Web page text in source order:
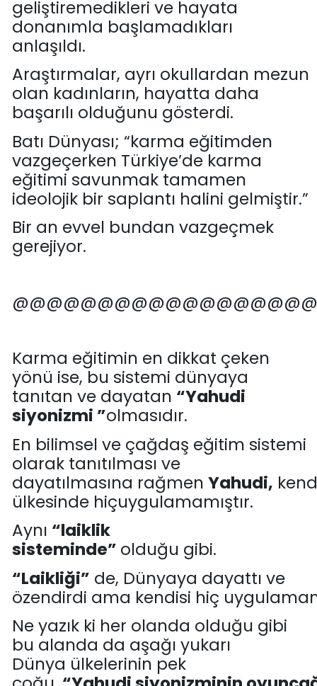
geliştiremedikleri ve hayata
donanımla başlamadıkları
anlaşıldı.
Araştırmalar, ayrı okullardan mezun
olan kadınların, hayatta daha
başarılı olduğunu gösterdi.
Batı Dünyası; “karma eğitimden
vazgeçerken Türkiye’de karma
eğitimi savunmak tamamen
ideolojikbir saplantı halini gelmiştir.”
Bir an evvel bundan vazgeçmek
gerejiyor.
@@@@@@@@@@@@@@@@@@
Karma eğitimin en dikkat çeken
yönü ise, bu sistemi dünyaya
tanıtan ve dayatan “Yahudi
siyonizmi ”olmasıdır.
En bilimsel ve çağdaş eğitim sistemi
olaraktanıtılması ve
dayatılmasına rağmen Yahudi,
ülkesinde hiçuygulamamıştır.
Aynı “laiklik
sisteminde” olduğu gibi.
“Laikliği” de, Dünyaya dayattı ve
özendirdi ama kendisi hiç
Ne yazık ki her olanda olduğu gibi
bu alanda da aşağı yukarı
Dünya ülkelerinin pek